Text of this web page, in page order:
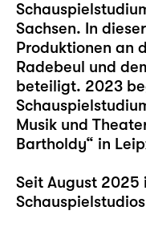
Sachsen. In
Produktionen an
Radebeul und
beteiligt. 2023
Musik und
Bartholdy“ in
Seit August 2025